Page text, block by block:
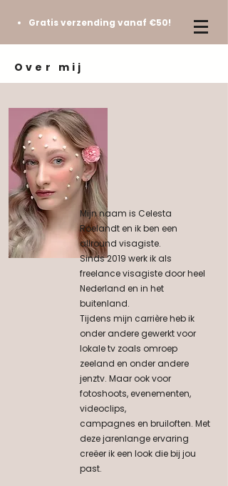
Gratis verzending vanaf €50!
Over mij
Mijn naam is Celesta
Roelandt en ik ben een
allround visagiste.
Sinds 2019 werk ik als
freelance visagiste door heel
Nederland en in het
buitenland.
Tijdens mijn carrière heb ik
onder andere gewerkt voor
lokale tv zoals omroep
zeeland en onder andere
jenztv. Maar ook voor
fotoshoots, evenementen,
videoclips,
campagnes en bruiloften. Met
deze jarenlange ervaring
creëer ik een look die bij jou
past.